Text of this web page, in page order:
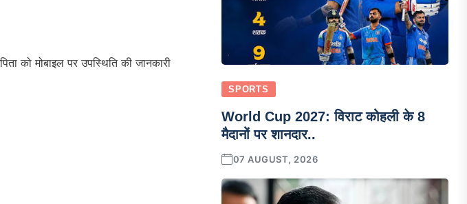
को मोबाइल पर उपस्थिति की जानकारी
SPORTS
World Cup 2027: विराट कोहली के 8
मैदानों पर शानदार..
07 AUGUST, 2026